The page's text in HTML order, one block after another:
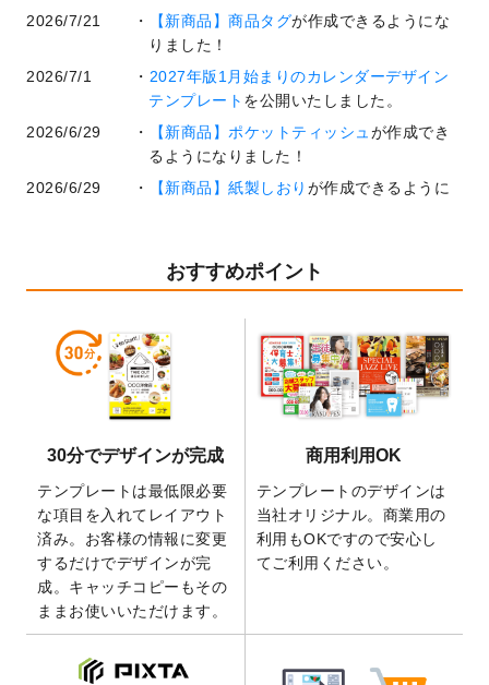
2026/7/21
【新商品】商品タグが作成できるようにな
りました！
2026/7/1
2027年版1月始まりのカレンダーデザイン
テンプレート を公開いたしました。
2026/6/29
【新商品】ポケットティッシュが作成でき
るようになりました！
2026/6/29
【新商品】紙製しおり が作成できるように
業効率を上げる便利な操作方法3選！
開いたしました。
暑中見舞いのデザインテンプレート
しました。
2026/5/28
【新商品】マグネットステッカーが作成で
きるようになりました！
の全4ステップを解説！」を公開いたしまし
た。
2026/4/23
コラム「 画像の配置・差し替え・トリミン
グ」「テンプレート間でパーツを流用する
方法」を公開いたしました。
2026/4/21
アクリルキーホルダーのデザインテンプレ
ート を追加いたしました。
りました！
おすすめポイント
30分でデザインが完成
テンプレートは最低限必要
な項目を入れてレイアウト
済み。お客様の情報に変更
するだけでデザインが完
成。キャッチコピーもその
ままお使いいただけます。
商用利用OK
テンプレートのデザインは
当社オリジナル。商業用の
利用もOKですので安心し
てご利用ください。